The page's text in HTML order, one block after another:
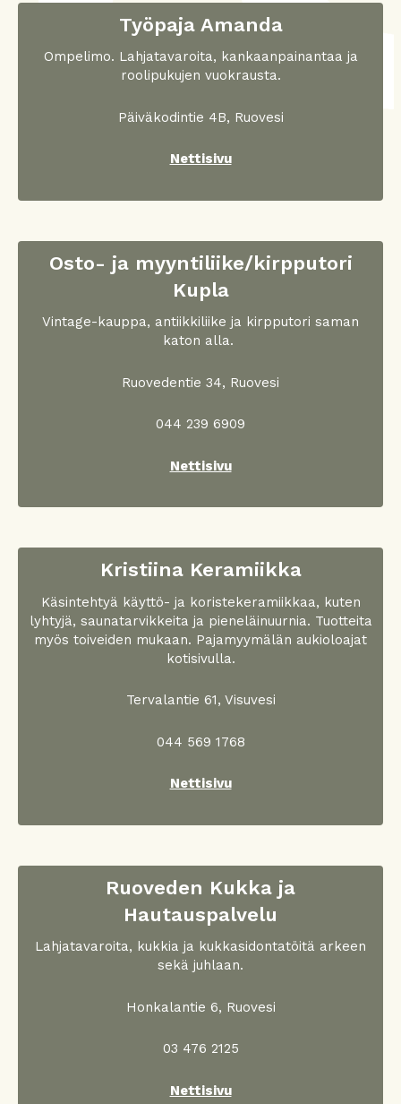
Työpaja Amanda
Ompelimo. Lahjatavaroita, kankaanpainantaa ja
roolipukujen vuokrausta.
Päiväkodintie 4B, Ruovesi
Nettisivu
Osto- ja myyntiliike/kirpputori
Kupla
Vintage-kauppa, antiikkiliike ja kirpputori saman
katon alla.
Ruovedentie 34, Ruovesi
044 239 6909
Nettisivu
Kristiina Keramiikka
Käsintehtyä käyttö- ja koristekeramiikkaa, kuten
lyhtyjä, saunatarvikkeita ja pieneläinuurnia. Tuotteita
myös toiveiden mukaan. Pajamyymälän aukioloajat
kotisivulla.
Tervalantie 61, Visuvesi
044 569 1768
Nettisivu
Ruoveden Kukka ja
Hautauspalvelu
Lahjatavaroita, kukkia ja kukkasidontatöitä arkeen
sekä juhlaan.
Honkalantie 6, Ruovesi
03 476 2125
Nettisivu